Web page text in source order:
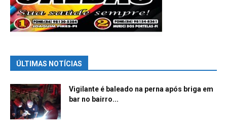
ÚLTIMAS NOTÍCIAS
Vigilante é baleado na perna após briga em
bar no bairro...